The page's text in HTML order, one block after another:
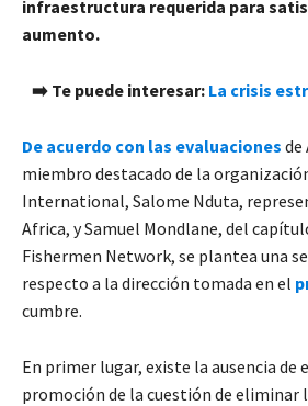
infraestructura requerida para
aumento.
➡️ Te puede interesar: La crisis
De acuerdo con las evaluaciones de
miembro destacado de la
International, Salome Nduta,
Africa, y Samuel Mondlane, del
Fishermen Network, se plantea una
respecto a la dirección tomada en el
cumbre.
En primer lugar, existe la ausencia de
promoción de la cuestión de eliminar